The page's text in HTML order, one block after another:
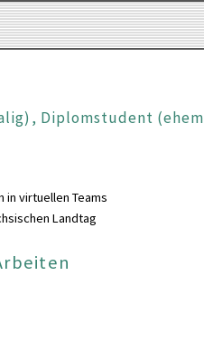
Diplomstudent
virtuellen Teams
Landtag